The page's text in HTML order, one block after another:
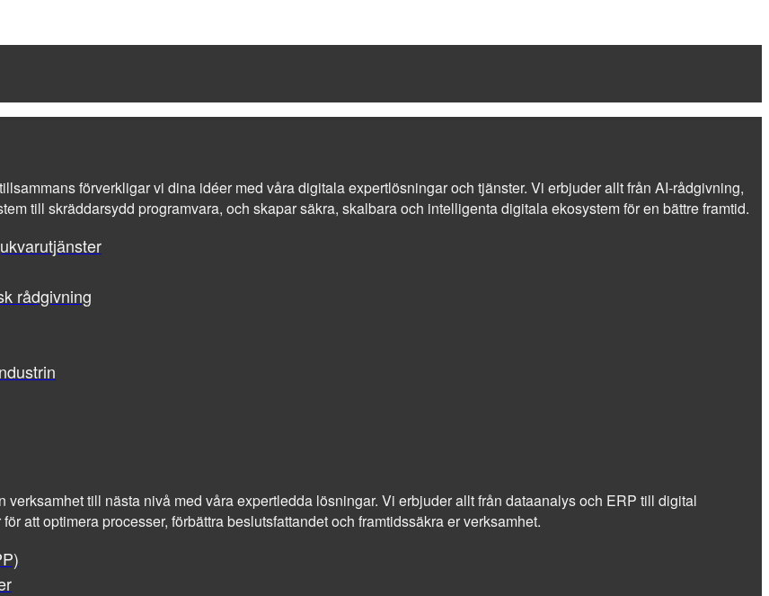
förverkligar vi dina idéer med våra digitala expertlösningar och tjänster. Vi erbjuder allt från AI-rådgivning,
till skräddarsydd programvara, och skapar säkra, skalbara och intelligenta digitala ekosystem för en bättre framtid.
rådgivning
verksamhet till nästa nivå med våra expertledda lösningar. Vi erbjuder allt från dataanalys och ERP till digital
att optimera processer, förbättra beslutsfattandet och framtidssäkra er verksamhet.